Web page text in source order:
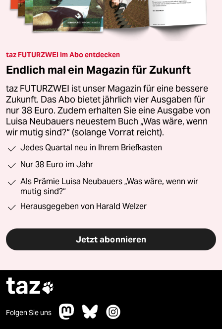
taz FUTURZWEI im Abo entdecken
Endlich mal ein Magazin für Zukunft
taz FUTURZWEI ist unser Magazin für eine bessere
Zukunft. Das Abo bietet jährlich vier Ausgaben für
nur 38 Euro. Zudem erhalten Sie eine Ausgabe von
Luisa Neubauers neuestem Buch „Was wäre, wenn
wir mutig sind?“ (solange Vorrat reicht).
Jedes Quartal neu in Ihrem Briefkasten
Nur 38 Euro im Jahr
Als Prämie Luisa Neubauers „Was wäre, wenn wir
mutig sind?“
Herausgegeben von Harald Welzer
Jetzt abonnieren
taz
Folgen Sie uns